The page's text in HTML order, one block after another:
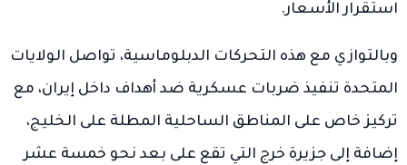
استقرار الأسعار.
وبالتوازي مع هذه التحركات الدبلوماسية، تواصل الولايات
المتحدة تنفيذ ضربات عسكرية ضد أهداف داخل إيران، مع
تركيز خاص على المناطق الساحلية المطلة على الخليج،
إضافة إلى جزيرة خرج التي تقع على بعد نحو خمسة عشر